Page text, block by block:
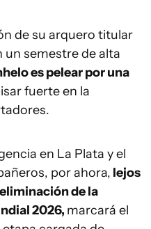
de su arquero titular
un semestre de alta
es pelear por una
fuerte en la
en La Plata y el
por ahora, lejos
de la
2026, marcará el